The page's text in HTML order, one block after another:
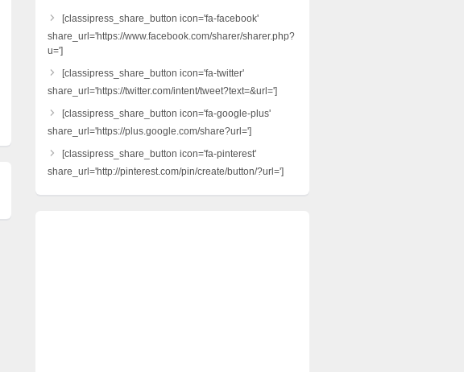
[classipress_share_button icon='fa-facebook'
share_url='https://www.facebook.com/sharer/sharer.php?
u=']
[classipress_share_button icon='fa-twitter'
share_url='https://twitter.com/intent/tweet?text=&url=']
[classipress_share_button icon='fa-google-plus'
share_url='https://plus.google.com/share?url=']
[classipress_share_button icon='fa-pinterest'
share_url='http://pinterest.com/pin/create/button/?url=']